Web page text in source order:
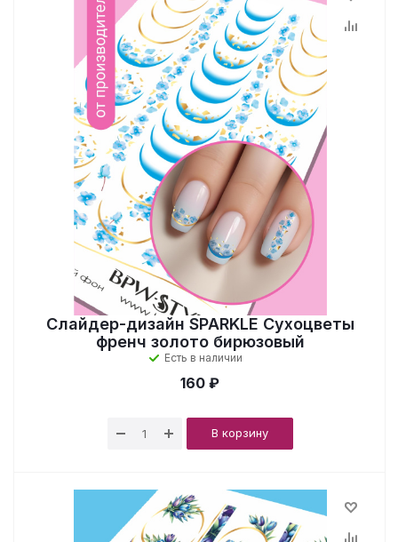
Слайдер-дизайн SPARKLE Сухоцветы
френч золото бирюзовый
Есть в наличии
160 ₽
В корзину